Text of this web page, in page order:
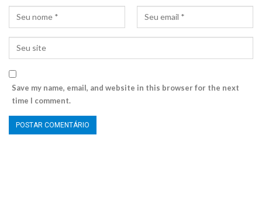
Save my name, email, and website in this browser for the next
time I comment.